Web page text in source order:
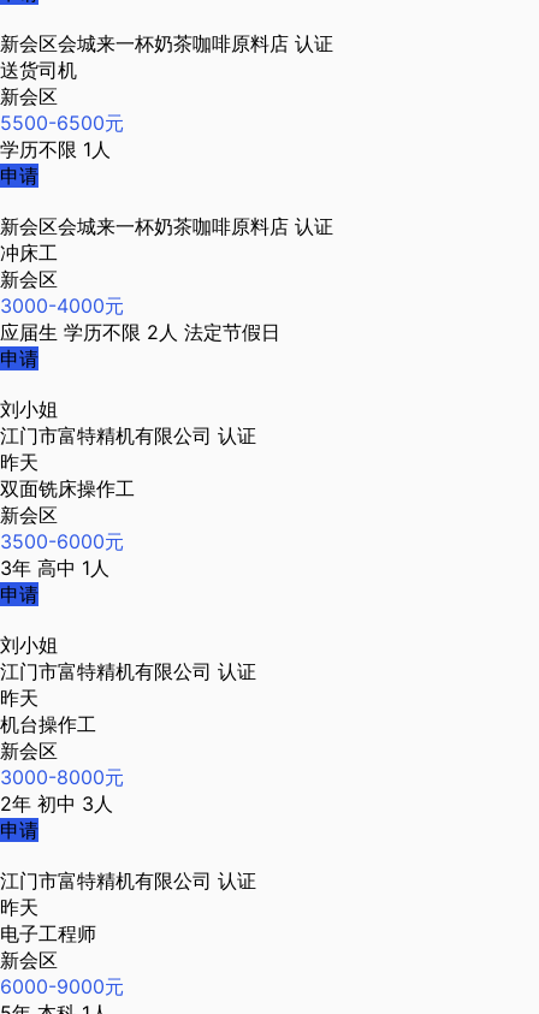
新会区会城来一杯奶茶咖啡原料店 认证
送货司机
新会区
5500-6500元
学历不限 1人
申请
新会区会城来一杯奶茶咖啡原料店 认证
冲床工
新会区
3000-4000元
应届生 学历不限 2人 法定节假日
申请
刘小姐
江门市富特精机有限公司 认证
昨天
双面铣床操作工
新会区
3500-6000元
3年 高中 1人
申请
刘小姐
江门市富特精机有限公司 认证
昨天
机台操作工
新会区
3000-8000元
2年 初中 3人
申请
江门市富特精机有限公司 认证
昨天
电子工程师
新会区
6000-9000元